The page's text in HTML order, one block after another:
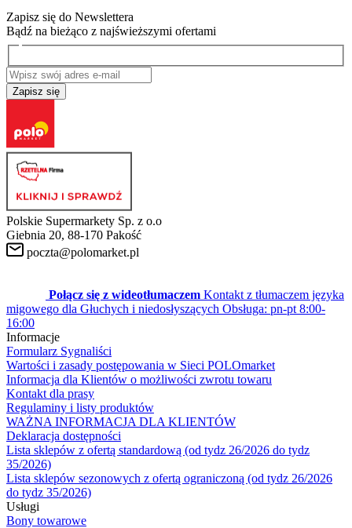
Zapisz się do Newslettera
Bądź na bieżąco z najświeższymi ofertami
Zapisz się
Polskie Supermarkety Sp. z o.o
Giebnia 20, 88-170 Pakość
poczta@polomarket.pl
Połącz się z wideotłumaczem Kontakt z tłumaczem języka
migowego dla Głuchych i niedosłyszących Obsługa: pn-pt 8:00-
16:00
Informacje
Formularz Sygnaliści
Wartości i zasady postępowania w Sieci POLOmarket
Informacja dla Klientów o możliwości zwrotu towaru
Kontakt dla prasy
Regulaminy i listy produktów
WAŻNA INFORMACJA DLA KLIENTÓW
Deklaracja dostępności
Lista sklepów z ofertą standardową (od tydz 26/2026 do tydz
35/2026)
Lista sklepów sezonowych z ofertą ograniczoną (od tydz 26/2026
do tydz 35/2026)
Usługi
Bony towarowe